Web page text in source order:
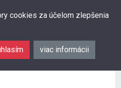
cookies za účelom zlepšenia
viac informácii